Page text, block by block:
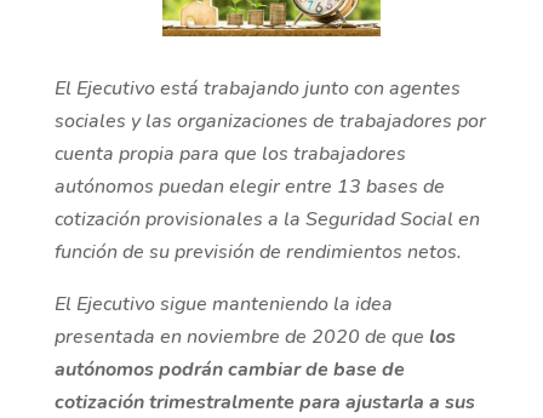
El Ejecutivo está trabajando junto con agentes
sociales y las organizaciones de trabajadores por
cuenta propia para que los trabajadores
autónomos puedan elegir entre 13 bases de
cotización provisionales a la Seguridad Social en
función de su previsión de rendimientos netos.
El Ejecutivo sigue manteniendo la idea
presentada en noviembre de 2020 de que los
autónomos podrán cambiar de base de
cotización trimestralmente para ajustarla a sus